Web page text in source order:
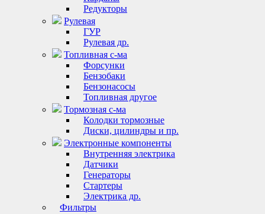
Редукторы
Рулевая
ГУР
Рулевая др.
Топливная с-ма
Форсунки
Бензобаки
Бензонасосы
Топливная другое
Тормозная с-ма
Колодки тормозные
Диски, цилиндры и пр.
Электронные компоненты
Внутренняя электрика
Датчики
Генераторы
Стартеры
Электрика др.
Фильтры